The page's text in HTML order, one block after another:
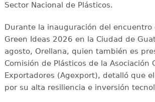
Sector Nacional de Plásticos.
Durante la inauguración del encuentro
Green Ideas 2026 en la Ciudad de
agosto, Orellana, quien también es
Comisión de Plásticos de la Asociación
Exportadores (Agexport), detalló que
por su alta resiliencia e inversión